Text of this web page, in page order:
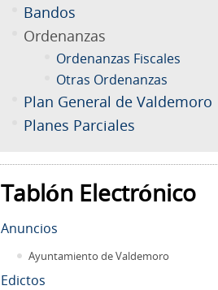
Bandos
Ordenanzas
Ordenanzas Fiscales
Otras Ordenanzas
Plan General de Valdemoro
Planes Parciales
Tablón Electrónico
Anuncios
Ayuntamiento de Valdemoro
Edictos